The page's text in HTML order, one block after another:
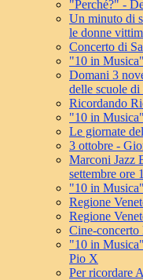
"Perché?" -
Un minuto di
le donne
Concerto di
"10 in
Domani 3
delle scuole di
Ricordando
"10 in
Le giornate
3 ottobre -
Marconi Jazz
settembre ore
"10 in
Regione
Regione
Cine-concerto
"10 in
Pio X
Per ricordare